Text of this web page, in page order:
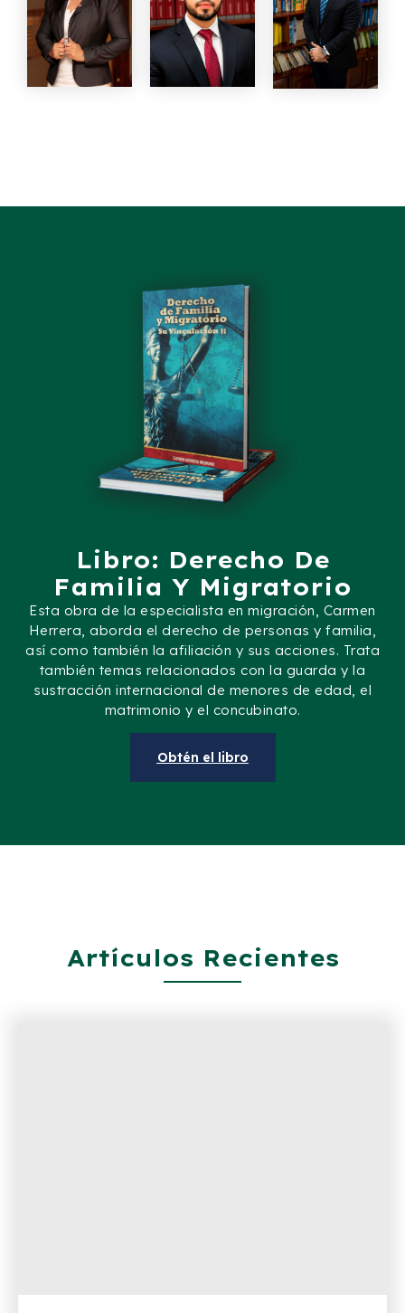
Libro: Derecho De
Familia Y Migratorio
Esta obra de la especialista en migración, Carmen
Herrera, aborda el derecho de personas y familia,
así como también la afiliación y sus acciones. Trata
también temas relacionados con la guarda y la
sustracción internacional de menores de edad, el
matrimonio y el concubinato.
Obtén el libro
Artículos Recientes